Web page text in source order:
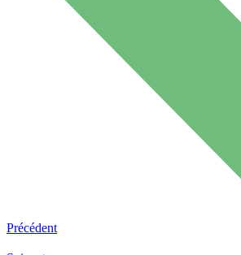
Précédent